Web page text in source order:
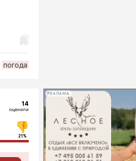
погода
14
оценили
21%
РЕКЛАМА